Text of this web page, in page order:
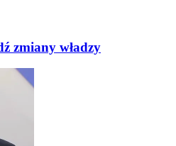
zmiany władzy